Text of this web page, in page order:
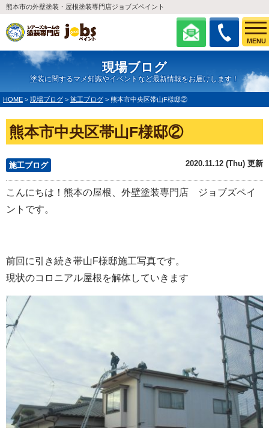
MENU
熊本市の外壁塗装・屋根塗装専門店ジョブズペイント
現場ブログ
塗装に関するマメ知識やイベントなど最新情報をお届けします！
HOME > 現場ブログ > 施工ブログ > 熊本市中央区帯山F様邸②
熊本市中央区帯山F様邸②
施工ブログ 2020.11.12 (Thu) 更新
こんにちは！熊本の屋根、外壁塗装専門店 ジョブズペイ
ントです。
前回に引き続き帯山F様邸施工写真です。
現状のコロニアル屋根を解体していきます